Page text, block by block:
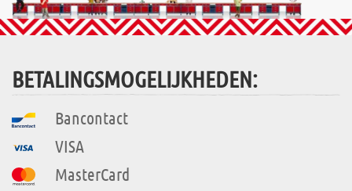
BETALINGSMOGELIJKHEDEN:
Bancontact
VISA
MasterCard